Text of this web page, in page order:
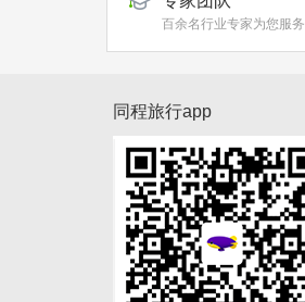
百余名行业专家为您服务
同程旅行app